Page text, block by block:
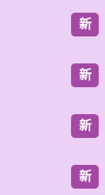
新
新
新
新